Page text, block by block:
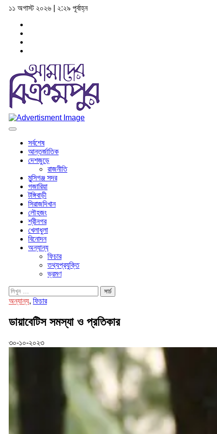
১১ অগাস্ট ২০২৬ | ২:২৯ পূর্বাহ্ন
সর্বশেষ
আন্তর্জাতিক
দেশজুড়ে
রাজনীতি
মুন্সিগঞ্জ সদর
গজারিয়া
টঙ্গিবাড়ী
সিরাজদিখান
লৌহজং
শ্রীনগর
খেলাধুলা
বিনোদন
অন্যান্য
ফিচার
তথ্যপ্রযুক্তি
ভ্রমণ
অন্যান্য, ফিচার
ডায়াবেটিস সমস্যা ও প্রতিকার
৩০-১০-২০২৩